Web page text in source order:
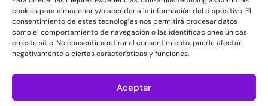
cookies para almacenar y/o acceder a la información del dispositivo. El
consentimiento de estas tecnologías nos permitirá procesar datos
como el comportamiento de navegación o las identificaciones únicas
en este sitio. No consentir o retirar el consentimiento, puede afectar
negativamente a ciertas características y funciones.
Aceptar
Proyección social
Hazte socio
Grupos de Servicio